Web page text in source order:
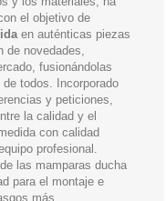
el objetivo de
en auténticas piezas
de novedades,
fusionándolas
todos. Incorporado
y peticiones,
la calidad y el
con calidad
profesional.
las mamparas ducha
para el montaje e
más